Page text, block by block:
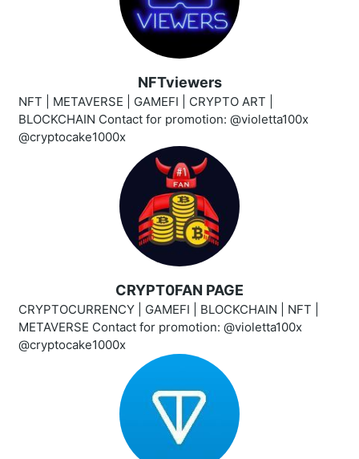
NFTviewers
NFT | METAVERSE | GAMEFI | CRYPTO ART |
BLOCKCHAIN Contact for promotion: @violetta100x
@cryptocake1000x
CRYPT0FAN PAGE
CRYPTOCURRENCY | GAMEFI | BLOCKCHAIN | NFT |
METAVERSE Contact for promotion: @violetta100x
@cryptocake1000x